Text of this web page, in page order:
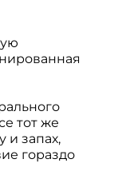
тот же
и запах,
гораздо